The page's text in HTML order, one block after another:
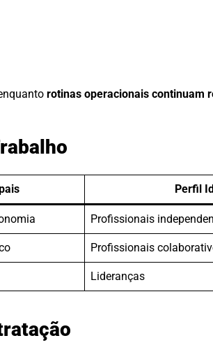
rotinas operacionais continuam
Perfil
Profissionais
Profissionais
Lideranças